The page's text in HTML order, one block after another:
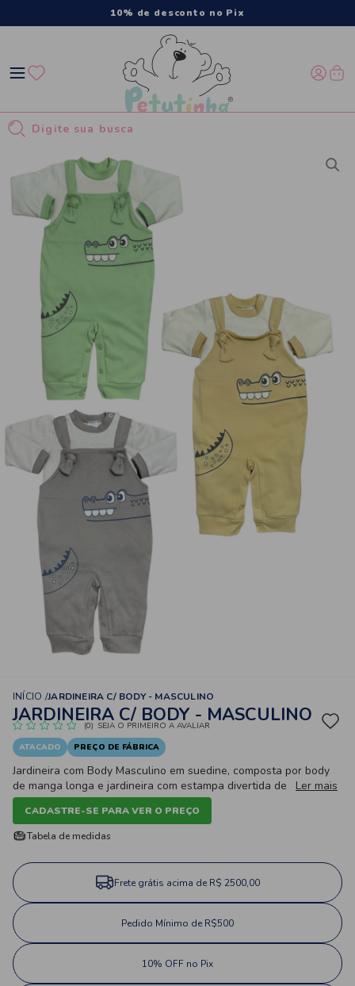
10% de desconto no Pix
INÍCIO JARDINEIRA C/ BODY - MASCULINO
JARDINEIRA C/ BODY - MASCULINO
(0) SEJA O PRIMEIRO A AVALIAR
ATACADO
PREÇO DE FÁBRICA
Jardineira com Body Masculino em suedine, composta por body
de manga longa e jardineira com estampa divertida de jacaré.
Conjunto confortável, macio e prático para o dia a dia do bebê.
Ler mais
CADASTRE-SE PARA VER O PREÇO
Tabela de medidas
Frete grátis acima de R$ 2500,00
Pedido Mínimo de R$500
10% OFF no Pix